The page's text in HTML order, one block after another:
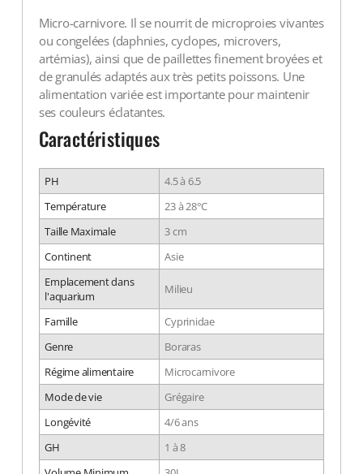
Micro-carnivore. Il se nourrit de microproies vivantes
ou congelées (daphnies, cyclopes, microvers,
artémias), ainsi que de paillettes finement broyées et
de granulés adaptés aux très petits poissons. Une
alimentation variée est importante pour maintenir
ses couleurs éclatantes.
Caractéristiques
PH
4.5 à 6.5
Température
23 à 28°C
Taille Maximale
3 cm
Continent
Asie
Emplacement dans
l'aquarium
Milieu
Famille
Cyprinidae
Genre
Boraras
Régime alimentaire
Microcarnivore
Mode de vie
Grégaire
Longévité
4/6 ans
GH
1 à 8